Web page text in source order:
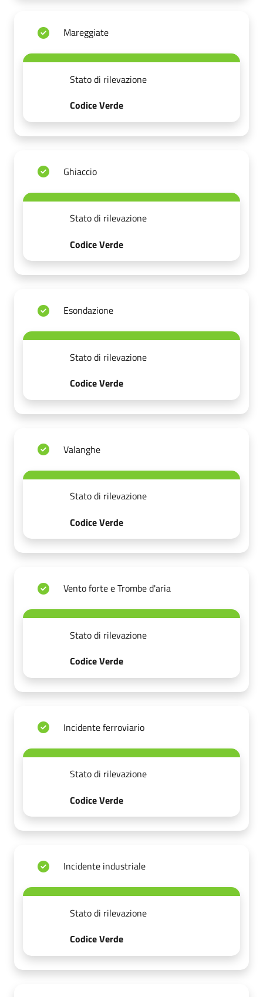
Mareggiate
Stato di rilevazione
Codice Verde
Ghiaccio
Stato di rilevazione
Codice Verde
Esondazione
Stato di rilevazione
Codice Verde
Valanghe
Stato di rilevazione
Codice Verde
Vento forte e Trombe d'aria
Stato di rilevazione
Codice Verde
Incidente ferroviario
Stato di rilevazione
Codice Verde
Incidente industriale
Stato di rilevazione
Codice Verde